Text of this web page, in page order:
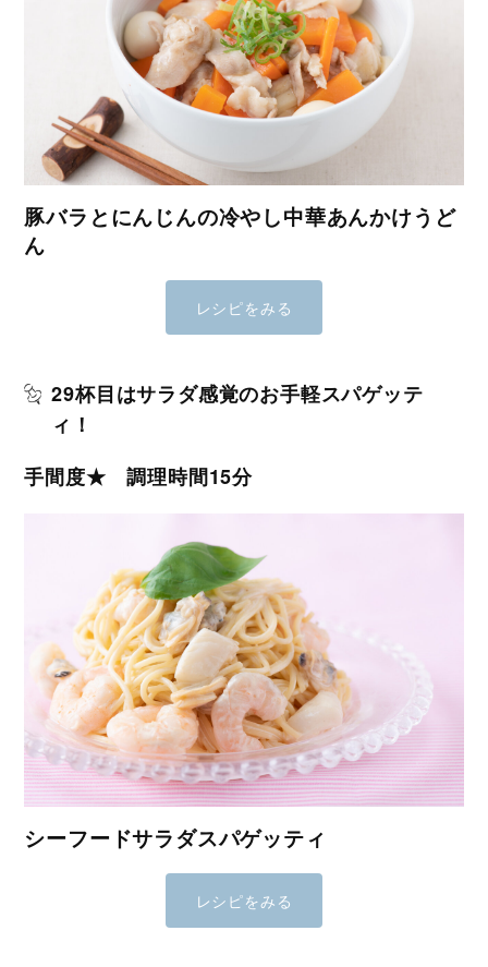
豚バラとにんじんの冷やし中華あんかけうど
ん
レシピをみる
29杯目はサラダ感覚のお手軽スパゲッテ
ィ！
手間度★ 調理時間15分
シーフードサラダスパゲッティ
レシピをみる